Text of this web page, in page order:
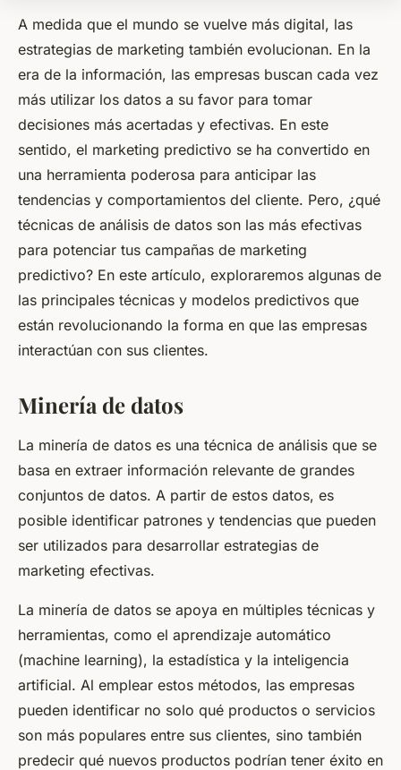
A medida que el mundo se vuelve más digital, las
estrategias de marketing también evolucionan. En la
era de la información, las empresas buscan cada vez
más utilizar los datos a su favor para tomar
decisiones más acertadas y efectivas. En este
sentido, el marketing predictivo se ha convertido en
una herramienta poderosa para anticipar las
tendencias y comportamientos del cliente. Pero, ¿qué
técnicas de análisis de datos son las más efectivas
para potenciar tus campañas de marketing
predictivo? En este artículo, exploraremos algunas de
las principales técnicas y modelos predictivos que
están revolucionando la forma en que las empresas
interactúan con sus clientes.
Minería de datos
La minería de datos es una técnica de análisis que se
basa en extraer información relevante de grandes
conjuntos de datos. A partir de estos datos, es
posible identificar patrones y tendencias que pueden
ser utilizados para desarrollar estrategias de
marketing efectivas.
La minería de datos se apoya en múltiples técnicas y
herramientas, como el aprendizaje automático
(machine learning), la estadística y la inteligencia
artificial. Al emplear estos métodos, las empresas
pueden identificar no solo qué productos o servicios
son más populares entre sus clientes, sino también
predecir qué nuevos productos podrían tener éxito en